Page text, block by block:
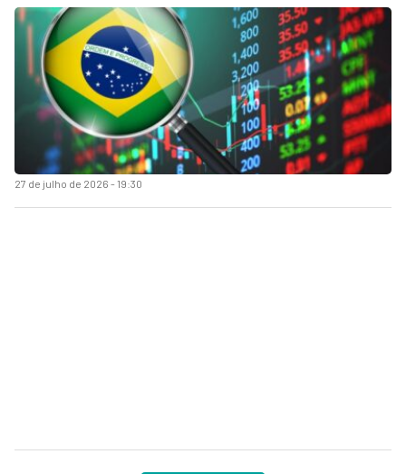
27 de julho de 2026 - 19:30